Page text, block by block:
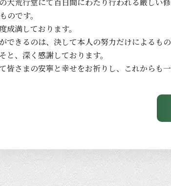
ものです。
成満しております。
できるのは、 決して本人の努力だけによる も
と、 深く 感謝しております。
皆さまの安寧と幸せをお祈りし、 これからも